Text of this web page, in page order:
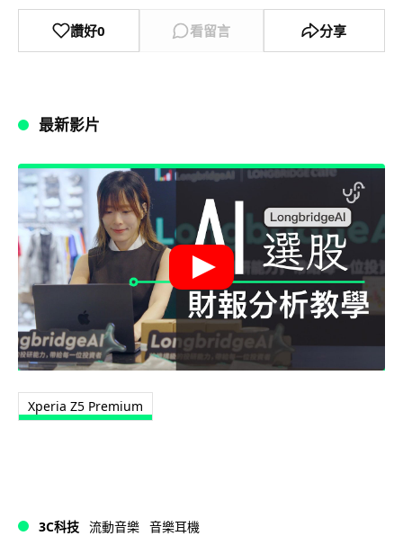
讚好0 看留言 分享
最新影片
Xperia Z5 Premium
3C科技 流動音樂 音樂耳機